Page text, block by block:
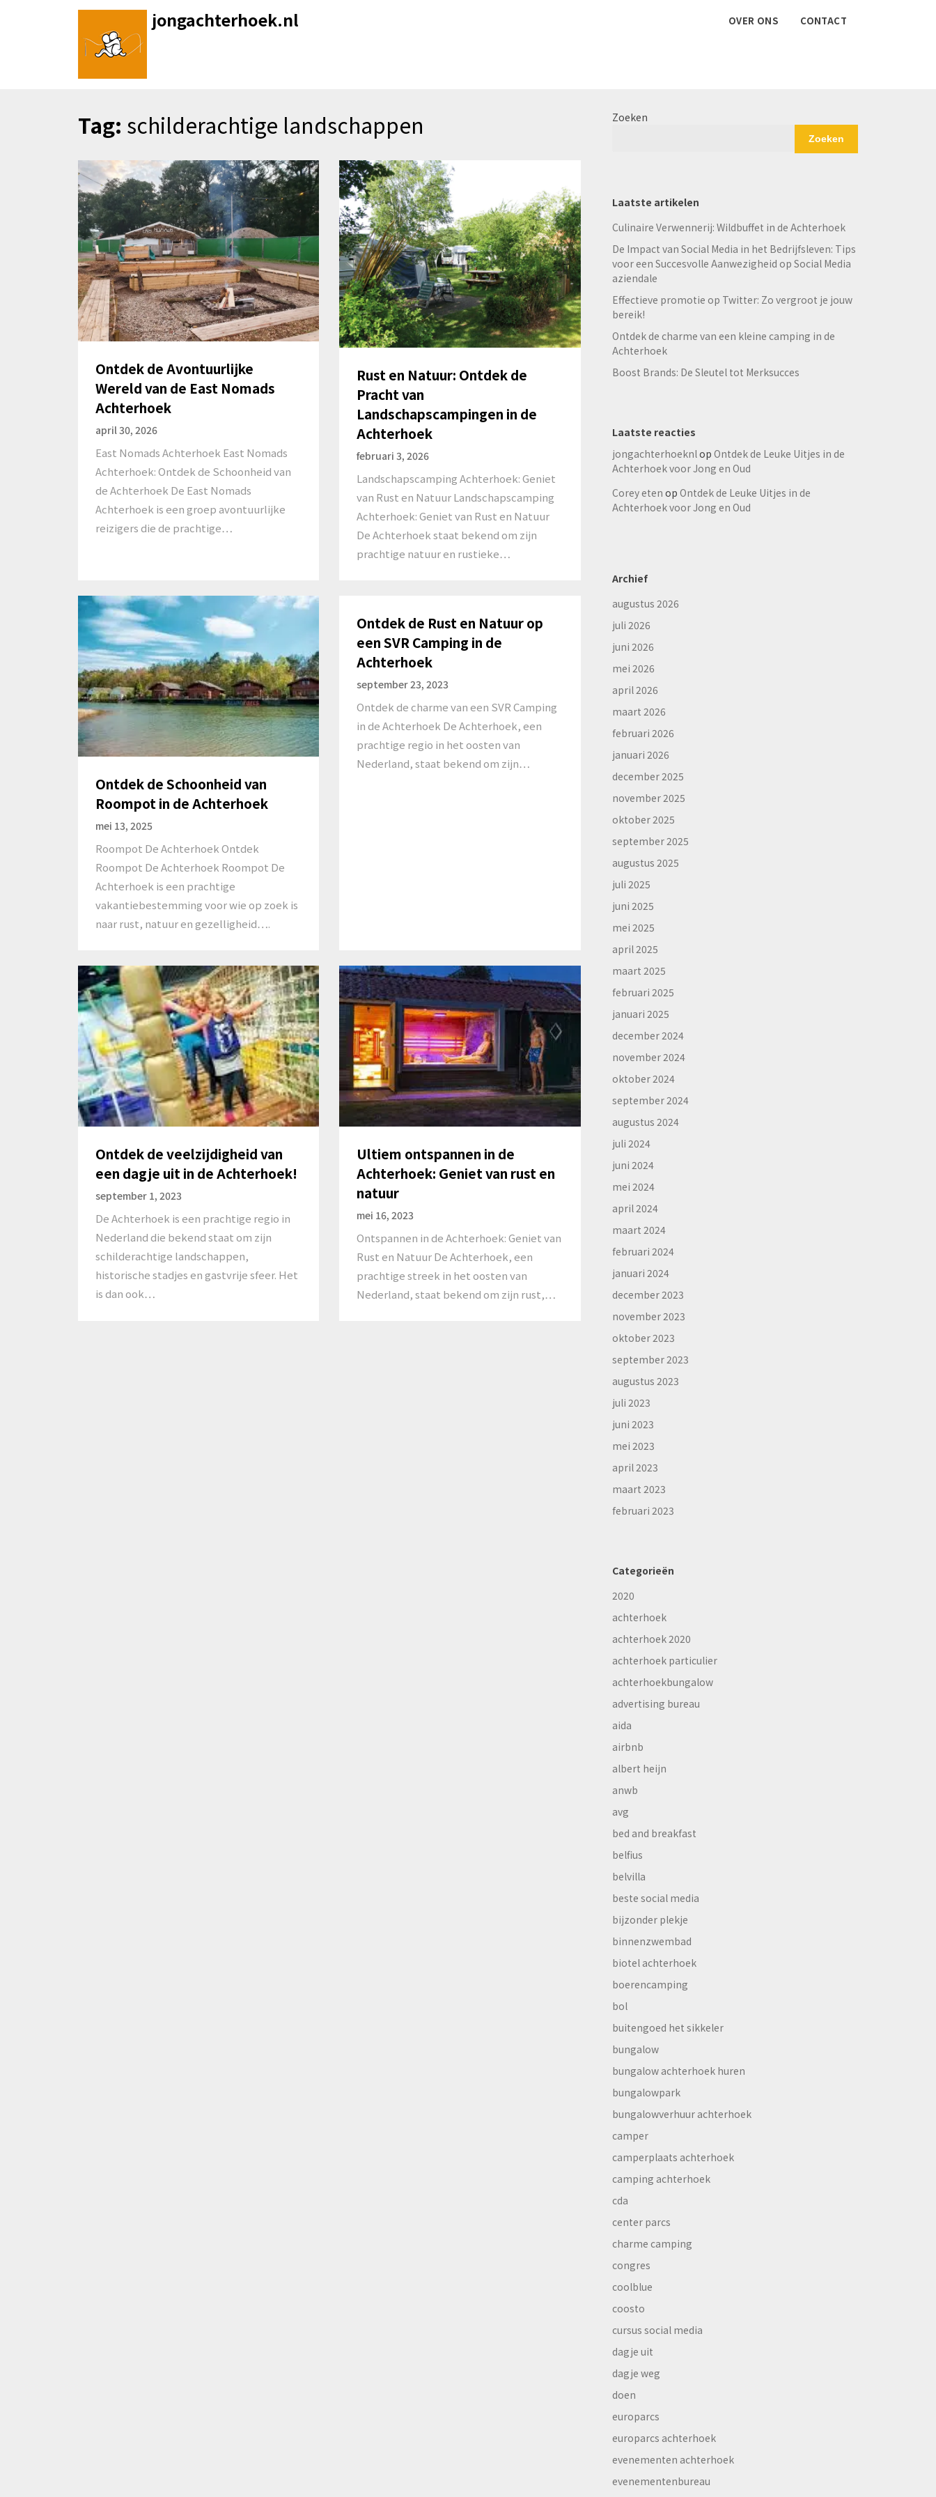
jongachterhoek.nl OVER ONS CONTACT
Tag: schilderachtige landschappen
Ontdek de Avontuurlijke
Wereld van de East Nomads
Achterhoek
april 30, 2026
East Nomads Achterhoek East Nomads
Achterhoek: Ontdek de Schoonheid van
de Achterhoek De East Nomads
Achterhoek is een groep avontuurlijke
reizigers die de prachtige…
Rust en Natuur: Ontdek de
Pracht van
Landschapscampingen in de
Achterhoek
februari 3, 2026
Landschapscamping Achterhoek: Geniet
van Rust en Natuur Landschapscamping
Achterhoek: Geniet van Rust en Natuur
De Achterhoek staat bekend om zijn
prachtige natuur en rustieke…
Ontdek de Schoonheid van
Roompot in de Achterhoek
mei 13, 2025
Roompot De Achterhoek Ontdek
Roompot De Achterhoek Roompot De
Achterhoek is een prachtige
vakantiebestemming voor wie op zoek is
naar rust, natuur en gezelligheid….
Ontdek de Rust en Natuur op
een SVR Camping in de
Achterhoek
september 23, 2023
Ontdek de charme van een SVR Camping
in de Achterhoek De Achterhoek, een
prachtige regio in het oosten van
Nederland, staat bekend om zijn…
Ontdek de veelzijdigheid van
een dagje uit in de Achterhoek!
september 1, 2023
De Achterhoek is een prachtige regio in
Nederland die bekend staat om zijn
schilderachtige landschappen,
historische stadjes en gastvrije sfeer. Het
is dan ook…
Ultiem ontspannen in de
Achterhoek: Geniet van rust en
natuur
mei 16, 2023
Ontspannen in de Achterhoek: Geniet van
Rust en Natuur De Achterhoek, een
prachtige streek in het oosten van
Nederland, staat bekend om zijn rust,…
Zoeken
Zoeken
Laatste artikelen
Culinaire Verwennerij: Wildbuffet in de Achterhoek
De Impact van Social Media in het Bedrijfsleven: Tips
voor een Succesvolle Aanwezigheid op Social Media
aziendale
Effectieve promotie op Twitter: Zo vergroot je jouw
bereik!
Ontdek de charme van een kleine camping in de
Achterhoek
Boost Brands: De Sleutel tot Merksucces
Laatste reacties
jongachterhoeknlop Ontdek de Leuke Uitjes in de
Achterhoek voor Jong en Oud
Corey eten op Ontdek de Leuke Uitjes in de
Achterhoek voor Jong en Oud
Archief
augustus 2026
juli 2026
juni 2026
mei 2026
april 2026
maart 2026
februari 2026
januari 2026
december 2025
november 2025
oktober 2025
september 2025
augustus 2025
juli 2025
juni 2025
mei 2025
april 2025
maart 2025
februari 2025
januari 2025
december 2024
november 2024
oktober 2024
september 2024
augustus 2024
juli 2024
juni 2024
mei 2024
april 2024
maart 2024
februari 2024
januari 2024
december 2023
november 2023
oktober 2023
september 2023
augustus 2023
juli 2023
juni 2023
mei 2023
april 2023
maart 2023
februari 2023
Categorieën
2020
achterhoek
achterhoek 2020
achterhoek particulier
achterhoekbungalow
advertising bureau
aida
airbnb
albert heijn
anwb
avg
bed and breakfast
belfius
belvilla
beste social media
bijzonder plekje
binnenzwembad
biotel achterhoek
boerencamping
bol
buitengoed het sikkeler
bungalow
bungalow achterhoek huren
bungalowpark
bungalowverhuur achterhoek
camper
camperplaats achterhoek
camping achterhoek
cda
center parcs
charme camping
congres
coolblue
coosto
cursus social media
dagje uit
dagje weg
doen
europarcs
europarcs achterhoek
evenementen achterhoek
evenementenbureau